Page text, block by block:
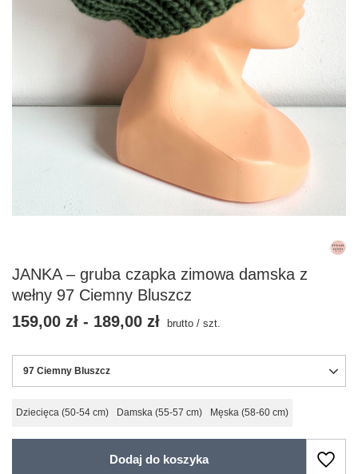
JANKA – gruba czapka zimowa damska z
wełny 97 Ciemny Bluszcz
97 Ciemny Bluszcz
Dziecięca (50-54 cm) Damska (55-57 cm) Męska (58-60 cm)
159,00 zł - 189,00 zł brutto / szt.
Dodaj do koszyka